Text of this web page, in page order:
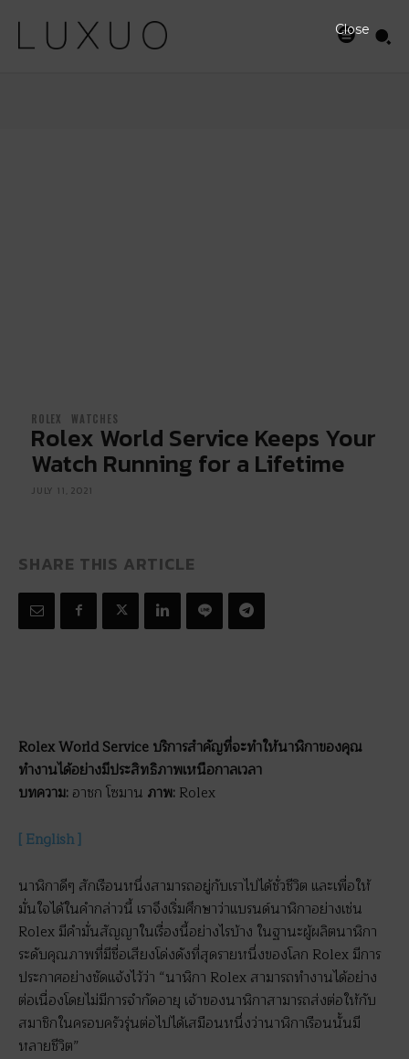
ROLEX WATCHES
Rolex World Service Keeps Your
Watch Running for a Lifetime
JULY 11, 2021
SHARE THIS ARTICLE
Rolex World Service บริการสำคัญที่จะทำให้นาฬิกาของคุณ
ทำงานได้อย่างมีประสิทธิภาพเหนือกาลเวลา
บทความ: อาชก โซมาน ภาพ: Rolex
[ English ]
นาฬิกาดีๆ สักเรือนหนึ่งสามารถอยู่กับเราไปได้ชั่วชีวิต และเพื่อให้
มั่นใจได้ในคำกล่าวนี้ เราจึงเริ่มศึกษาว่าแบรนด์นาฬิกาอย่างเช่น
Rolex มีคำมั่นสัญญาในเรื่องนี้อย่างไรบ้าง ในฐานะผู้ผลิตนาฬิกา
ระดับคุณภาพที่มีชื่อเสียงโด่งดังที่สุดรายหนึ่งของโลก Rolex มีการ
ประกาศอย่างชัดแจ้งไว้ว่า “นาฬิกา Rolex สามารถทำงานได้อย่าง
ต่อเนื่องโดยไม่มีการจำกัดอายุ เจ้าของนาฬิกาสามารถส่งต่อให้กับ
สมาชิกในครอบครัวรุ่นต่อไปได้เสมือนหนึ่งว่านาฬิกาเรือนนั้นมี
หลายชีวิต”
Close